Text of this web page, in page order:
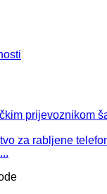
prijevoznikom
za rabljene